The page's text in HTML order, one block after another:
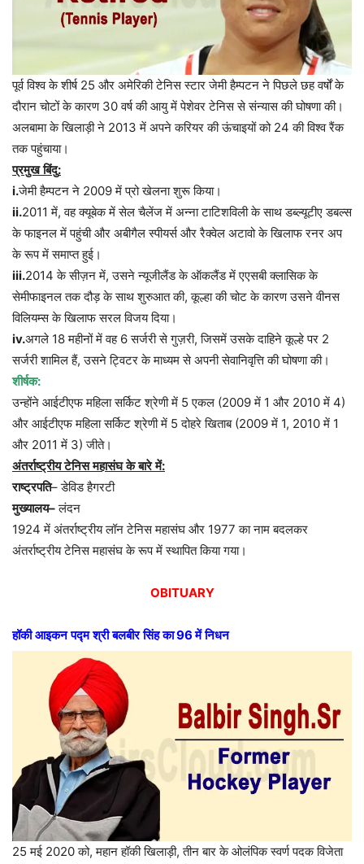
पूर्व विश्व के शीर्ष 25 और अमेरिकी टेनिस स्टार जेमी हैम्पटन ने पिछले छह वर्षों के
दौरान चोटों के कारण 30 वर्ष की आयु में पेशेवर टेनिस से संन्यास की घोषणा की।
अलबामा के खिलाड़ी ने 2013 में अपने करियर की ऊंचाइयों को 24 की विश्व रैंक
तक पहुंचाया।
प्रमुख बिंदु:
i.जेमी हैम्पटन ने 2009में प्रो खेलना शुरू किया।
ii.2011में,वह क्यूबेक में सेल चैलेंज में अन्ना टाटिशविली के साथ डब्ल्यूटीए डबल्स
के फाइनल में पहुंची और अबीगैल स्पीयर्स और रैक्वेल अटावो के खिलाफ रनर अप
के रूप में समाप्त हुई।
iii.2014के सीज़न में,उसने न्यूजीलैंड के ऑकलैंड में एएसबी क्लासिक के
सेमीफाइनल तक दौड़ के साथ शुरुआत की,कूल्हा की चोट के कारण उसने वीनस
विलियम्स के खिलाफ सरल विजय दिया।
iv.अगले 18महीनों में वह6सर्जरी से गुज़री,जिसमें उसके दाहिने कूल्हे पर 2
सर्जरी शामिल हैं,उसने ट्विटर के माध्यम से अपनी सेवानिवृत्ति की घोषणा की।
शीर्षक:
उन्होंने आईटीएफ महिला सर्किट श्रेणी में 5एकल (2009में 1 और 2010में 4)
और आईटीएफ महिला सर्किट श्रेणी में 5दोहरे खिताब(2009में 1, 2010में 1
और 2011में 3)जीते।
अंतर्राष्ट्रीय टेनिस महासंघ के बारे में:
राष्ट्रपति–डेविड हैगरटी
मुख्यालय– लंदन
1924में अंतर्राष्ट्रीय लॉन टेनिस महासंघ और 1977का नाम बदलकर
अंतर्राष्ट्रीय टेनिस महासंघ के रूप में स्थापित किया गया।
OBITUARY
हॉकी आइकन पद्म श्री बलबीर सिंह का96में निधन
25 मई 2020 को, महान हॉकी खिलाड़ी, तीन बार के ओलंपिक स्वर्ण पदक विजेता